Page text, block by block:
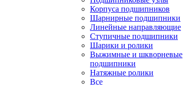
Корпуса подшипников
Шарнирные подшипники
Линейные направляющие
Ступичные подшипники
Шарики и ролики
Выжимные и шкворневые
подшипники
Натяжные ролики
Все